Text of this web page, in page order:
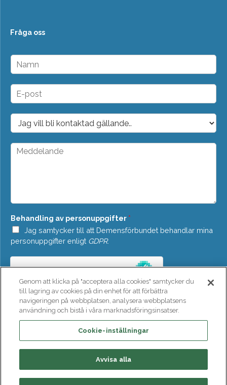
Fråga oss
N
m
n
E
p
o
t
*
D
o
p
M
a
d
e
*
Behandling av personuppgifter *
Jag samtycker till att Demensförbundet behandlar mina
personuppgifter enligt GDPR.
SKICKA
Genom att klicka på "acceptera alla cookies" samtycker du
till lagring av cookies på din enhet för att förbättra
navigeringen på webbplatsen, analysera webbplatsens
användning och bistå i våra marknadsföringsinsatser.
Cookie-inställningar
Avvisa alla